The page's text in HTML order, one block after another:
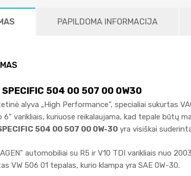
PAPILDOMA INFORMACIJA
SPECIFIC 504 00 507 00 0W30
alyva „High Performance”, specialiai sukurtas
6” varikliais, kuriuose reikalaujama, kad tepale būtų
504 00 507 00 0W-30 yra visiškai
automobiliai su R5 ir V10 TDI varikliais nuo
VW 506 01 tepalas, kurio klampa yra SAE 0W-30.